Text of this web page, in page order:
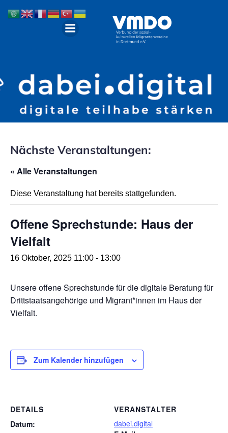
Nächste Veranstaltungen:
« Alle Veranstaltungen
Diese Veranstaltung hat bereits stattgefunden.
Offene Sprechstunde: Haus der
Vielfalt
16 Oktober, 2025 11:00 - 13:00
Unsere offene Sprechstunde für die digitale Beratung für
Drittstaatsangehörige und Migrant*innen im Haus der
Vielfalt.
Zum Kalender hinzufügen
DETAILS
Datum:
VERANSTALTER
dabei.digital